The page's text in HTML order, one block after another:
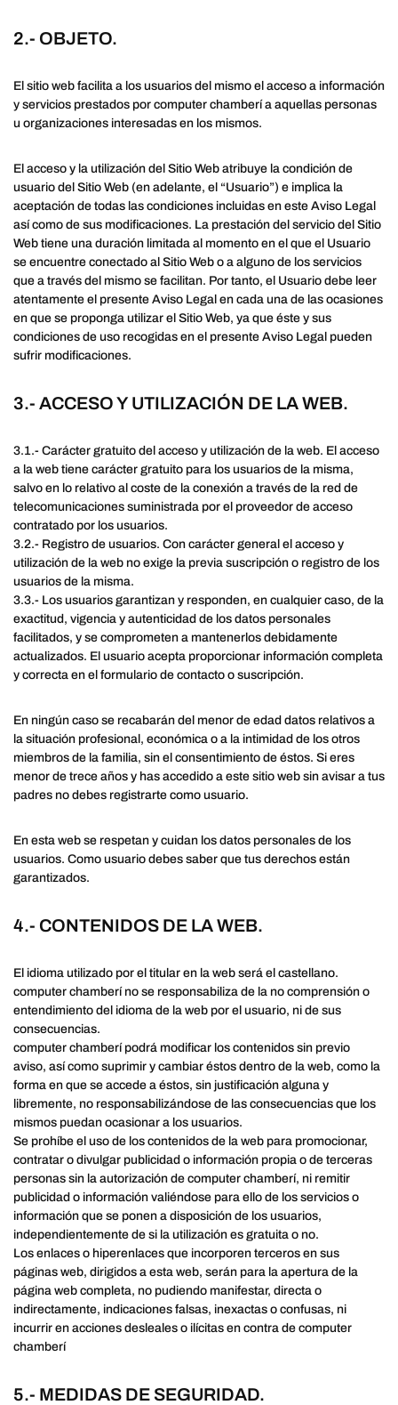
2.- OBJETO.
El sitio web facilita a los usuarios del mismo el acceso a información
y servicios prestados por computer chamberí a aquellas personas
u organizaciones interesadas en los mismos.
El acceso y la utilización del Sitio Web atribuye la condición de
usuario del Sitio Web (en adelante, el “Usuario”) e implica la
aceptación de todas las condiciones incluidas en este Aviso Legal
así como de sus modificaciones. La prestación del servicio del Sitio
Web tiene una duración limitada al momento en el que el Usuario
se encuentre conectado al Sitio Web o a alguno de los servicios
que a través del mismo se facilitan. Por tanto, el Usuario debe leer
atentamente el presente Aviso Legal en cada una de las ocasiones
en que se proponga utilizar el Sitio Web, ya que éste y sus
condiciones de uso recogidas en el presente Aviso Legal pueden
sufrir modificaciones.
3.- ACCESO Y UTILIZACIÓN DE LA WEB.
3.1.- Carácter gratuito del acceso y utilización de la web. El acceso
a la web tiene carácter gratuito para los usuarios de la misma,
salvo en lo relativo al coste de la conexión a través de la red de
telecomunicaciones suministrada por el proveedor de acceso
contratado por los usuarios.
3.2.- Registro de usuarios. Con carácter general el acceso y
utilización de la web no exige la previa suscripción o registro de los
usuarios de la misma.
3.3.- Los usuarios garantizan y responden, en cualquier caso, de la
exactitud, vigencia y autenticidad de los datos personales
facilitados, y se comprometen a mantenerlos debidamente
actualizados. El usuario acepta proporcionar información completa
y correcta en el formulario de contacto o suscripción.
En ningún caso se recabarán del menor de edad datos relativos a
la situación profesional, económica o a la intimidad de los otros
miembros de la familia, sin el consentimiento de éstos. Si eres
menor de trece años y has accedido a este sitio web sin avisar a tus
padres no debes registrarte como usuario.
En esta web se respetan y cuidan los datos personales de los
usuarios. Como usuario debes saber que tus derechos están
garantizados.
4.- CONTENIDOS DE LA WEB.
El idioma utilizado por el titular en la web será el castellano.
computer chamberí no se responsabiliza de la no comprensión o
entendimiento del idioma de la web por el usuario, ni de sus
consecuencias.
computer chamberí podrá modificar los contenidos sin previo
aviso, así como suprimir y cambiar éstos dentro de la web, como la
forma en que se accede a éstos, sin justificación alguna y
libremente, no responsabilizándose de las consecuencias que los
mismos puedan ocasionar a los usuarios.
Se prohíbe el uso de los contenidos de la web para promocionar,
contratar o divulgar publicidad o información propia o de terceras
personas sin la autorización de computer chamberí, ni remitir
publicidad o información valiéndose para ello de los servicios o
información que se ponen a disposición de los usuarios,
independientemente de si la utilización es gratuita o no.
Los enlaces o hiperenlaces que incorporen terceros en sus
páginas web, dirigidos a esta web, serán para la apertura de la
página web completa, no pudiendo manifestar, directa o
indirectamente, indicaciones falsas, inexactas o confusas, ni
incurrir en acciones desleales o ilícitas en contra de computer
chamberí
5.- MEDIDAS DE SEGURIDAD.